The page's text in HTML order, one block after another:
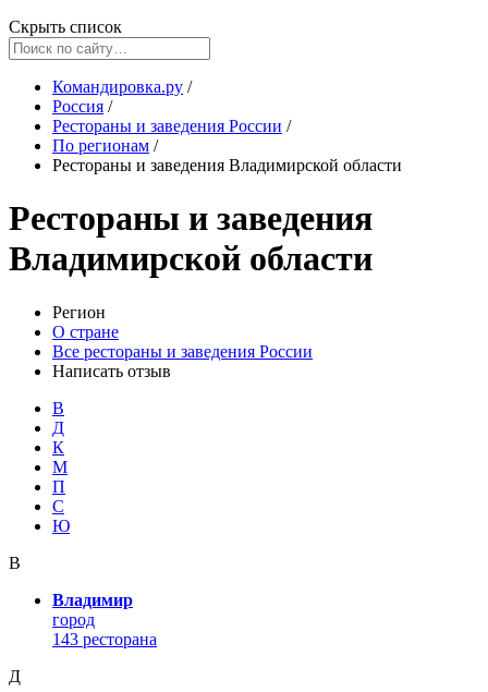
Скрыть список
Командировка.ру /
Россия /
Рестораны и заведения России /
По регионам /
Рестораны и заведения Владимирской области
Рестораны и заведения
Владимирской области
Регион
О стране
Все рестораны и заведения России
Написать отзыв
В
Д
К
М
П
С
Ю
В
Владимир
город
143 ресторана
Д